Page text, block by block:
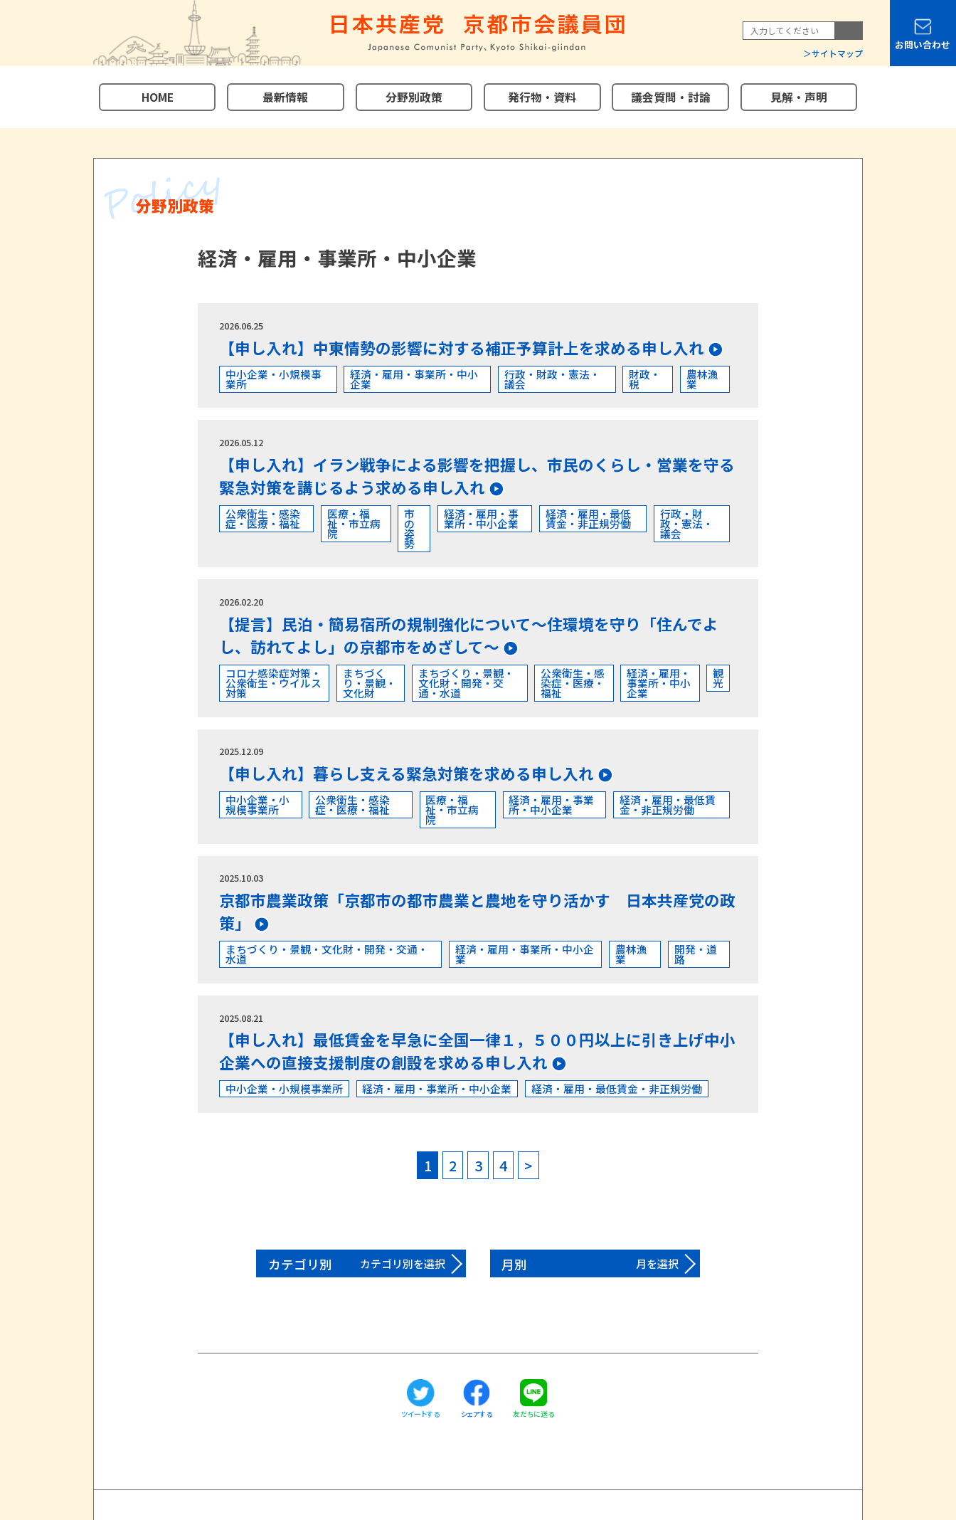
サイトマップ
HOME 最新情報 分野別政策 発行物・資料 議会質問・討論 見解・声明
お問い合わせ
分野別政策
経済・雇用・事業所・中小企業
2026.06.25
【申し入れ】中東情勢の影響に対する補正予算計上を求める申し入れ
中小企業・小規模事
業所
経済・雇用・事業所・中小
企業
行政・財政・憲法・
議会
財政・
税
農林漁
業
2026.05.12
【申し入れ】イラン戦争による影響を把握し、市民のくらし・営業を守る
緊急対策を講じるよう求める申し入れ
公衆衛生・感染
症・医療・福祉
医療・福
祉・市立病
院
市
の
姿
勢
経済・雇用・事
業所・中小企業
経済・雇用・最低
賃金・非正規労働
行政・財
政・憲法・
議会
2026.02.20
【提言】民泊・簡易宿所の規制強化について～住環境を守り「住んでよ
し、訪れてよし」の京都市をめざして～
コロナ感染症対策・
公衆衛生・ウイルス
対策
まちづく
り・景観・
文化財
まちづくり・景観・
文化財・開発・交
通・水道
公衆衛生・感
染症・医療・
福祉
経済・雇用・
事業所・中小
企業
観
光
2025.12.09
【申し入れ】暮らし支える緊急対策を求める申し入れ
中小企業・小
規模事業所
公衆衛生・感染
症・医療・福祉
医療・福
祉・市立病
院
経済・雇用・事業
所・中小企業
経済・雇用・最低賃
金・非正規労働
2025.10.03
京都市農業政策「京都市の都市農業と農地を守り活かす 日本共産党の政
策」
まちづくり・景観・文化財・開発・交通・
水道
経済・雇用・事業所・中小企
業
農林漁
業
開発・道
路
2025.08.21
【申し入れ】最低賃金を早急に全国一律１，５００円以上に引き上げ中小
企業への直接支援制度の創設を求める申し入れ
中小企業・小規模事業所 経済・雇用・事業所・中小企業 経済・雇用・最低賃金・非正規労働
1 2 3 4 >
カテゴリ別 カテゴリ別を選択 月別 月を選択
ツイートする シェアする 友だちに送る